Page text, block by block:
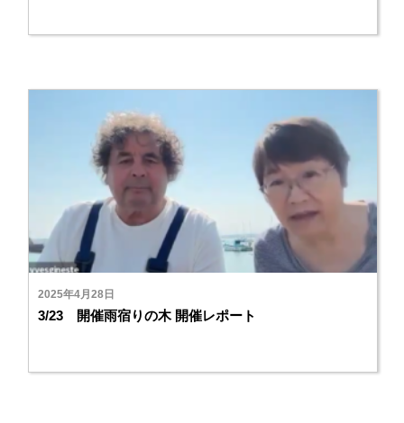
2025年4月28日
3/23 開催雨宿りの木 開催レポート